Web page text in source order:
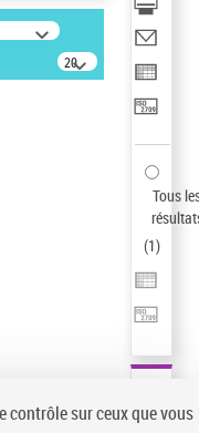
20
résultats/page
Tous
(1)
contrôle sur ceux que vous